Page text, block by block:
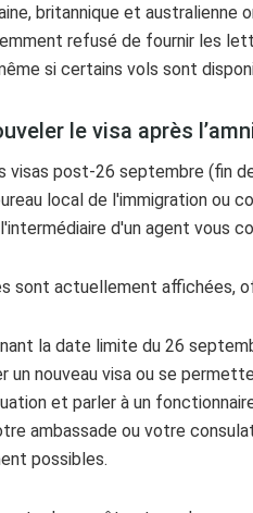
britannique et
refusé de fournir les
si certains vols sont
le visa après
visas post-26 septembre (fin
local de l'immigration ou
d'un agent vous
sont actuellement affichées,
la date limite du 26
un nouveau visa ou se
et parler à un
ambassade ou votre
possibles.